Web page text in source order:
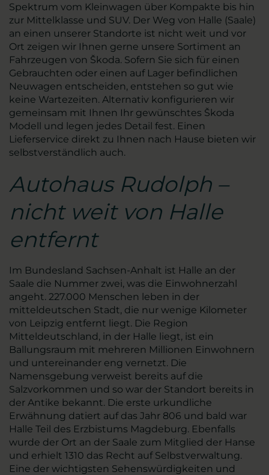
Spektrum vom Kleinwagen über Kompakte bis hin
zur Mittelklasse und SUV. Der Weg von Halle (Saale)
an einen unserer Standorte ist nicht weit und vor
Ort zeigen wir Ihnen gerne unsere Sortiment an
Fahrzeugen von Škoda. Sofern Sie sich für einen
Gebrauchten oder einen auf Lager befindlichen
Neuwagen entscheiden, entstehen so gut wie
keine Wartezeiten. Alternativ konfigurieren wir
gemeinsam mit Ihnen Ihr gewünschtes Škoda
Modell und legen jedes Detail fest. Einen
Lieferservice direkt zu Ihnen nach Hause bieten wir
selbstverständlich auch.
Autohaus Rudolph –
nicht weit von Halle
entfernt
Im Bundesland Sachsen-Anhalt ist Halle an der
Saale die Nummer zwei, was die Einwohnerzahl
angeht. 227.000 Menschen leben in der
mitteldeutschen Stadt, die nur wenige Kilometer
von Leipzig entfernt liegt. Die Region
Mitteldeutschland, in der Halle liegt, ist ein
Ballungsraum mit mehreren Millionen Einwohnern
und untereinander eng vernetzt. Die
Namensgebung verweist bereits auf die
Salzvorkommen und so war der Standort bereits in
der Antike bekannt. Die erste urkundliche
Erwähnung datiert auf das Jahr 806 und bald war
Halle Teil des Erzbistums Magdeburg. Ebenfalls
wurde der Ort an der Saale zum Mitglied der Hanse
und erhielt 1310 das Recht auf Selbstverwaltung.
Eine der wichtigsten Sehenswürdigkeiten und